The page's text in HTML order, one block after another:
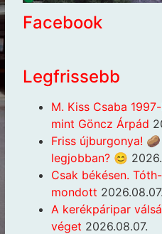
Facebook
Legfrissebb
M. Kiss Csaba
mint Göncz Árpád
Friss újburgonya!
legjobban? 😊
Csak békésen.
mondott 2026.08.07.
A kerékpáripar
véget 2026.08.07.